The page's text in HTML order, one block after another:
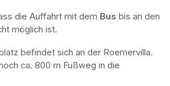
die Auffahrt mit dem Bus bis an den
möglich ist.
befindet sich an der Roemervilla.
ca. 800 m Fußweg in die